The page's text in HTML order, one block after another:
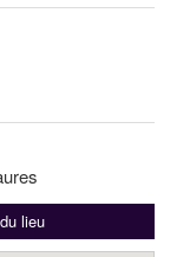
lieu